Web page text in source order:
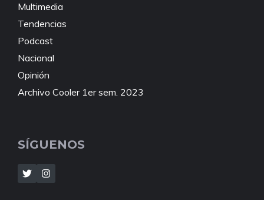
Multimedia
Tendencias
Podcast
Nacional
Opinión
Archivo Cooler 1er sem. 2023
SÍGUENOS